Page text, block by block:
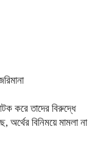
করে তাদের বিরুদ্ধে
বিনিময়ে মামলা না